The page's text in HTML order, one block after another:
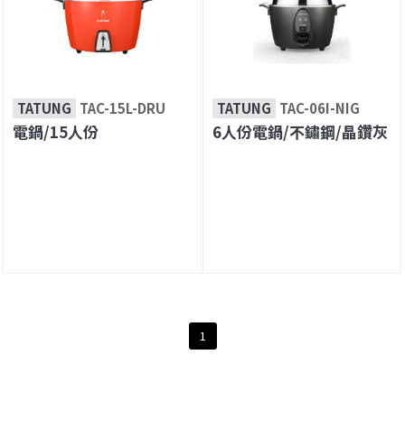
TATUNG TAC-15L-DRU
電鍋/15人份
TATUNG TAC-06I-NIG
6人份電鍋/不鏽鋼/晶鑽灰
1